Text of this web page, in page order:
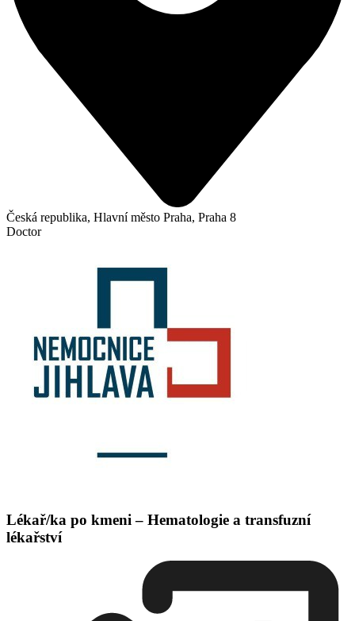
Česká republika, Hlavní město Praha, Praha 8
Doctor
Lékař/ka po kmeni – Hematologie a transfuzní
lékařství